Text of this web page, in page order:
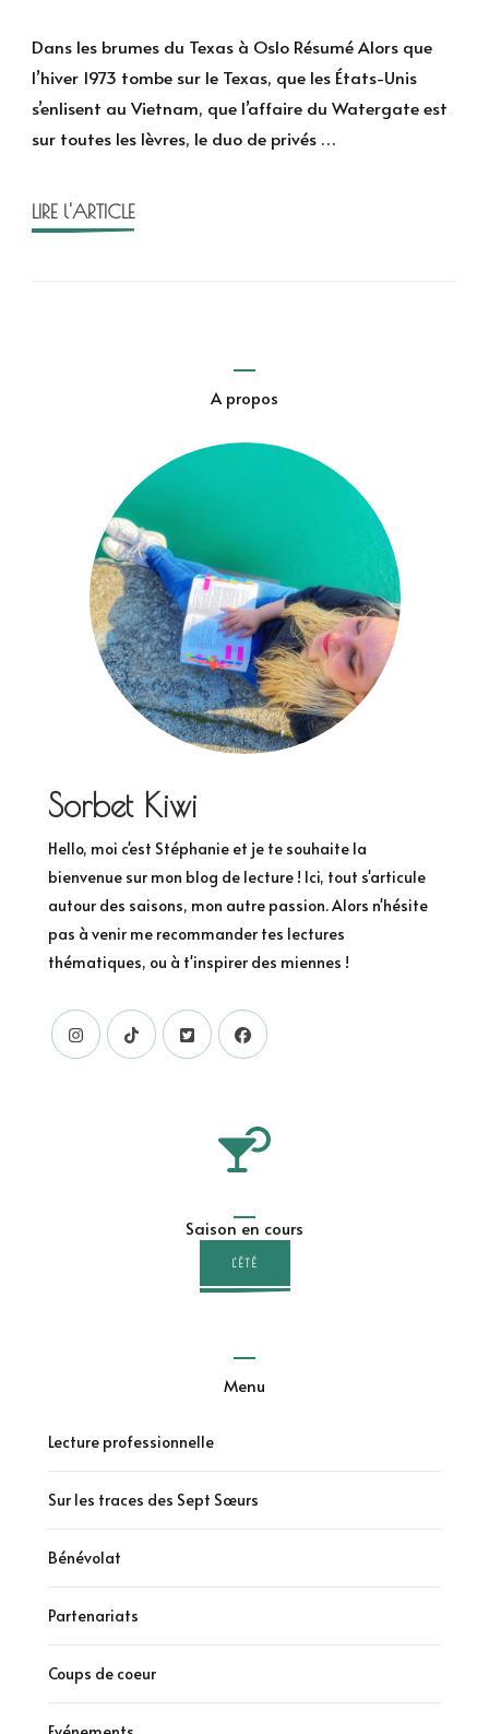
du
Texas
de
Dans les brumes du Texas à Oslo Résumé Alors que
l’hiver 1973 tombe sur le Texas, que les États-Unis
s’enlisent au Vietnam, que l’affaire du Watergate est
sur toutes les lèvres, le duo de privés …
LIRE l'ARTICLE
A propos
Sorbet Kiwi
Hello, moi c'est Stéphanie et je te souhaite la
bienvenue sur mon blog de lecture ! Ici, tout s'articule
autour des saisons, mon autre passion. Alors n'hésite
pas à venir me recommander tes lectures
thématiques, ou à t'inspirer des miennes !
Saison en cours
L'ÉTÉ
Menu
Lecture professionnelle
Sur les traces des Sept Sœurs
Bénévolat
Partenariats
Coups de coeur